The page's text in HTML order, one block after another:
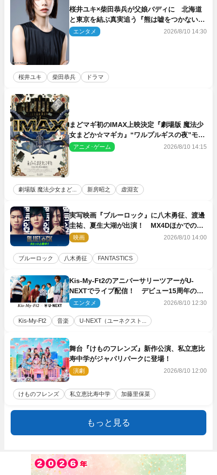
桜井ユキ×柴田恭兵が父娘バディに 北海道
と東京を結ぶ真実追う『熊は嘘をつかない』
2027年春放送
エンタメ 2026/8/10 14:30
桜井ユキ 柴田恭兵 ドラマ
まどマギ初のIMAX上映決定『劇場版 魔法少
女まどか☆マギカ』“ワルプルギスの夜”モチ
ーフのIMAX版ポスターも完成
アニメ･ゲーム 2026/8/10 14:15
劇場版 魔法少女まど... 新房昭之 虚淵玄
実写映画『ブルーロック』に八木勇征、渡邊
圭祐、夏生大湖が出演！ MX4Dほかでの上
映＆応援上映も決定
映画 2026/8/10 14:00
ブルーロック 八木勇征 FANTASTICS
Kis‐My‐Ft2のアニバーサリーツアーがU‐
NEXTでライブ配信！ デビュー15周年の記
念日に開催される特別な公演
エンタメ 2026/8/10 12:30
Kis‐My‐Ft2 音楽 U‐NEXT（ユーネクスト...
舞台『けものフレンズ』新作公演、私立恵比
寿中学がジャパリパークに登場！
演劇 2026/8/10 12:00
けものフレンズ 私立恵比寿中学 加藤里保菜
もっと見る